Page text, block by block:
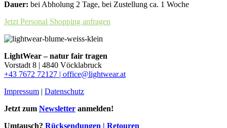
Dauer: bei Abholung 2 Tage, bei Zustellung ca. 1 Woche
Jetzt Personal Shopping anfragen
LightWear – natur fair tragen
Vorstadt 8 | 4840 Vöcklabruck
+43 7672 72127 | office@lightwear.at
Impressum | Datenschutz
Jetzt zum Newsletter anmelden!
Umtausch? Rücksendungen | Retouren